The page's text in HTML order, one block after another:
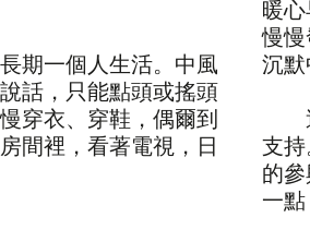
一個人生活。中風
話，只能點頭或搖頭
穿衣、穿鞋，偶爾到
間裡，看著電視，日
暖
慢
沉默
這
支
的
一點